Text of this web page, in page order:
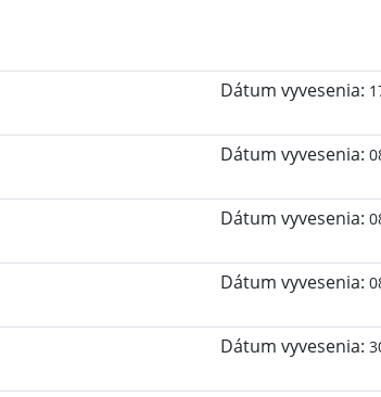
Dátum vyvesenia:
Dátum vyvesenia:
Dátum vyvesenia:
Dátum vyvesenia:
Dátum vyvesenia: